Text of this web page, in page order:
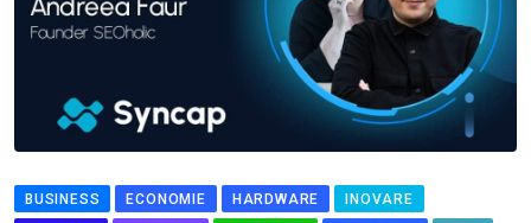
BUSINESS ECONOMIE HARDWARE
INOVARE